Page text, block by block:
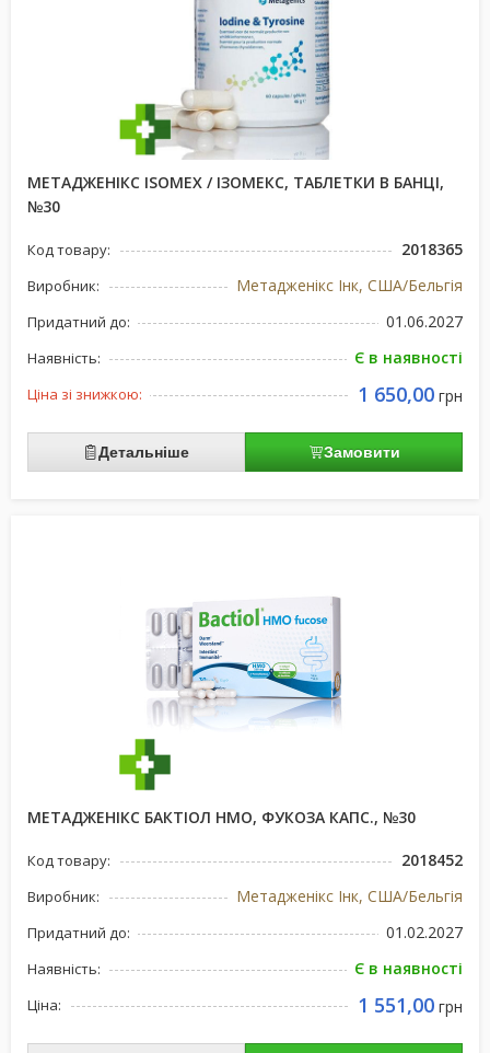
МЕТАДЖЕНІКС ISOMEX / ІЗОМЕКС, ТАБЛЕТКИ В БАНЦІ,
№30
Код товару: 2018365
Виробник: Метадженікс Інк, США/Бельгія
Придатний до: 01.06.2027
Наявність: Є в наявності
Ціна зі знижкою: 1 650,00 грн
Детальніше Замовити
МЕТАДЖЕНІКС БАКТІОЛ НМО, ФУКОЗА КАПС., №30
Код товару: 2018452
Виробник: Метадженікс Інк, США/Бельгія
Придатний до: 01.02.2027
Наявність: Є в наявності
Ціна: 1 551,00 грн